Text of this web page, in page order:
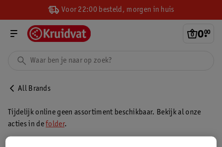
Voor 22:00 besteld, morgen in huis
0.
00
All Brands
Tijdelijk online geen assortiment beschikbaar. Bekijk al onze
acties in defolder.